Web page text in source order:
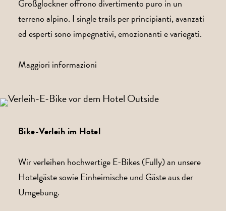
Großglockner offrono divertimento puro in un
terreno alpino. I single trails per principianti, avanzati
ed esperti sono impegnativi, emozionanti e variegati.
Maggiori informazioni
Bike-Verleih im Hotel
Wir verleihen hochwertige E-Bikes (Fully) an unsere
Hotelgäste sowie Einheimische und Gäste aus der
Umgebung.